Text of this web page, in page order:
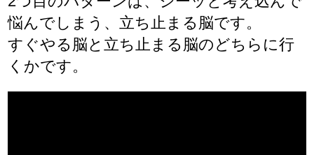
悩んでしまう、立ち止まる脳です。
すぐやる脳と立ち止まる脳のどちらに行
くかです。